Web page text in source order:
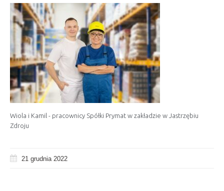
Wiola i Kamil - pracownicy Spółki Prymat w zakładzie w Jastrzębiu
Zdroju
21 grudnia 2022